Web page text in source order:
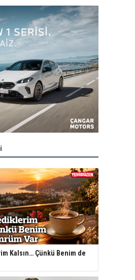
Kalsın… Çünkü Benim de